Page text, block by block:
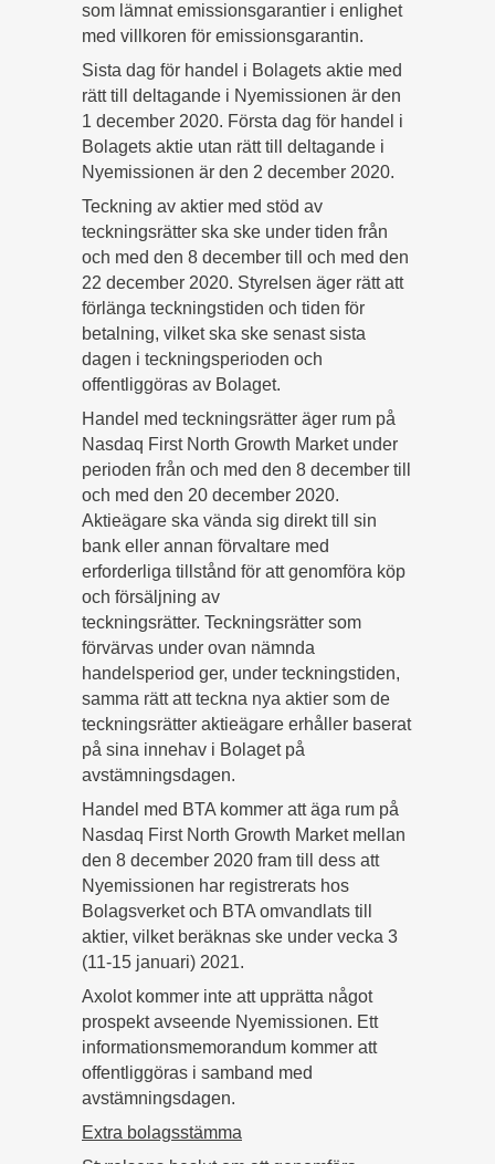
som lämnat emissionsgarantier i enlighet
med villkoren för emissionsgarantin.
Sista dag för handel i Bolagets aktie med
rätt till deltagande i Nyemissionen är den
1 december 2020. Första dag för handel i
Bolagets aktie utan rätt till deltagande i
Nyemissionen är den 2 december 2020.
Teckning av aktier med stöd av
teckningsrätter ska ske under tiden från
och med den 8 december till och med den
22 december 2020. Styrelsen äger rätt att
förlänga teckningstiden och tiden för
betalning, vilket ska ske senast sista
dagen i teckningsperioden och
offentliggöras av Bolaget.
Handel med teckningsrätter äger rum på
Nasdaq First North Growth Market under
perioden från och med den 8 december till
och med den 20 december 2020.
Aktieägare ska vända sig direkt till sin
bank eller annan förvaltare med
erforderliga tillstånd för att genomföra köp
och försäljning av
teckningsrätter. Teckningsrätter som
förvärvas under ovan nämnda
handelsperiod ger, under teckningstiden,
samma rätt att teckna nya aktier som de
teckningsrätter aktieägare erhåller baserat
på sina innehav i Bolaget på
avstämningsdagen.
Handel med BTA kommer att äga rum på
Nasdaq First North Growth Market mellan
den 8 december 2020 fram till dess att
Nyemissionen har registrerats hos
Bolagsverket och BTA omvandlats till
aktier, vilket beräknas ske under vecka 3
(11-15 januari) 2021.
Axolot kommer inte att upprätta något
prospekt avseende Nyemissionen. Ett
informationsmemorandum kommer att
offentliggöras i samband med
avstämningsdagen.
Extra bolagsstämma